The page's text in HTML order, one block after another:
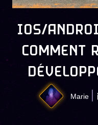
IOS/
COMMENT
Marie